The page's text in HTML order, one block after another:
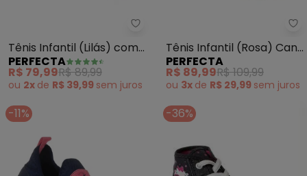
Perfecta - Tênis Infantil (Lilás)
Tênis Infantil (Lilás) com
Cano Médio
PERFECTA
R$ 79,99R$ 89,99
ou 2x de R$ 39,99 sem juros
Tênis Infantil (Rosa) Cano
Médio e Velcro
PERFECTA
R$ 89,99R$ 109,99
ou 3x de R$ 29,99 sem juros
-11% -36%